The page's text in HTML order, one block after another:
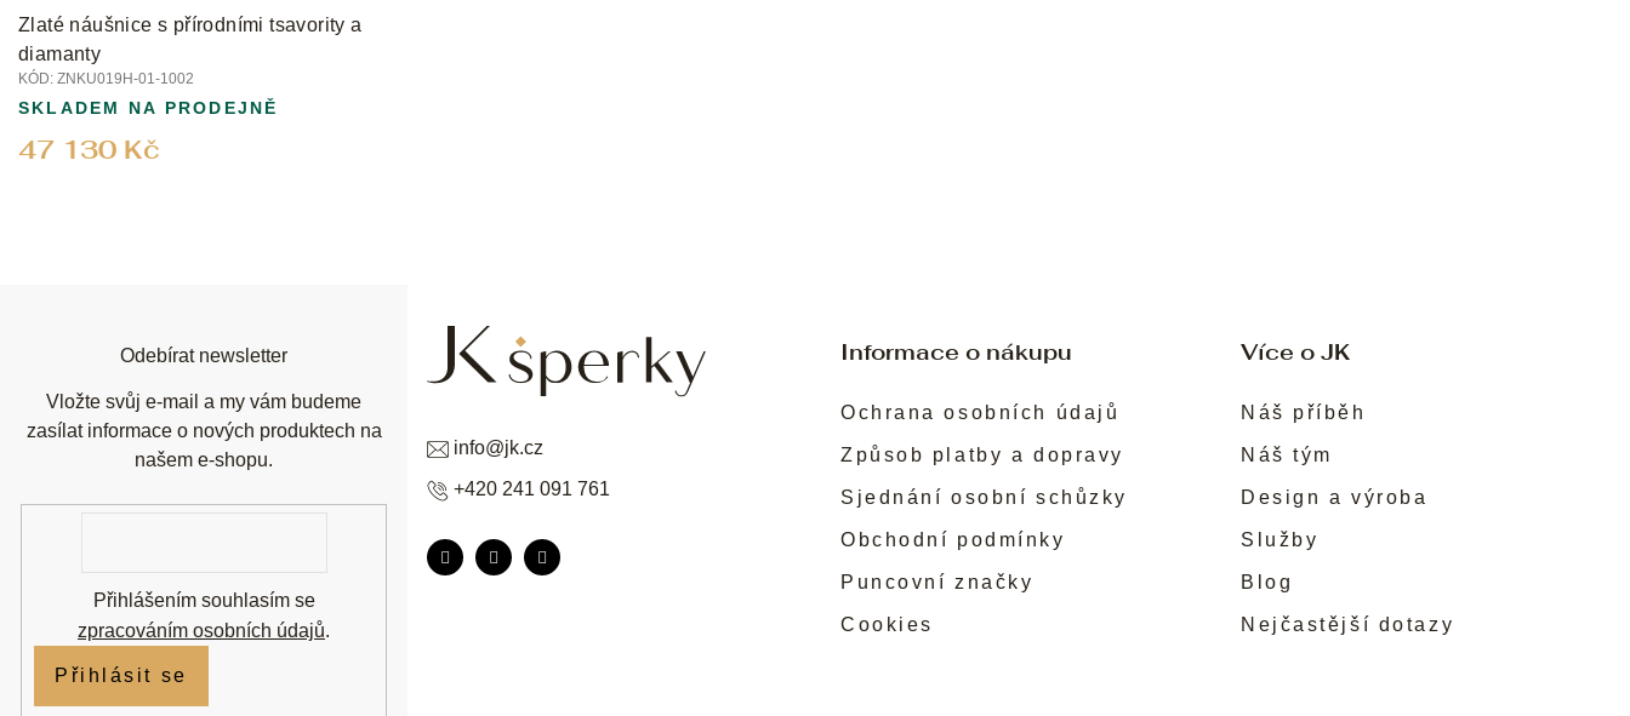
Zlaté náušnice s přírodními tsavority a
diamanty
KÓD: ZNKU019H-01-1002
47 130 Kč
SKLADEM NA PRODEJNĚ
Informace o nákupu
Ochrana osobních údajů
Způsob platby a dopravy
Sjednání osobní schůzky
Obchodní podmínky
Puncovní značky
Cookies
Více o JK
Náš příběh
Náš tým
Design a výroba
Služby
Blog
Nejčastější dotazy
info@jk.cz
+420 241 091 761
Odebírat newsletter
Vložte svůj e-mail a my vám budeme
zasílat informace o nových produktech na
našem e-shopu.
Přihlášením souhlasím se
zpracováním osobních údajů.
Přihlásit se